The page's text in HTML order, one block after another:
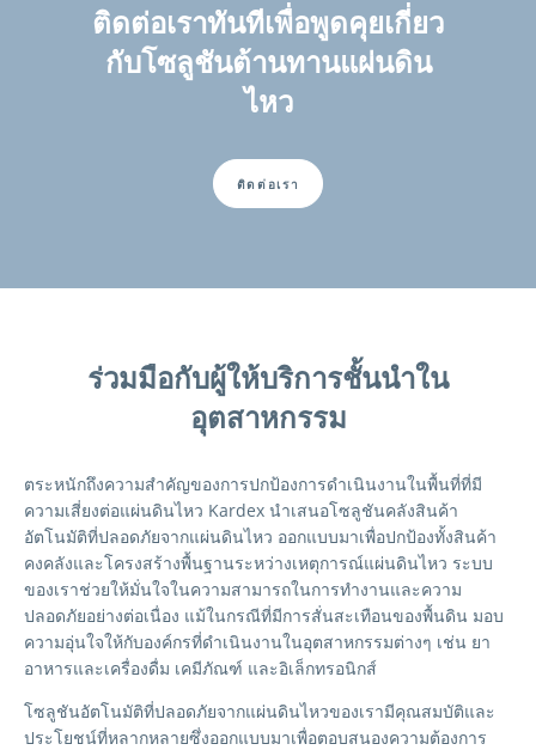
ติดต่อเราทันทีเพื่อพูดคุยเกี่ยว
กับโซลูชันต้านทานแผ่นดิน
ไหว
ติดต่อเรา
ร่วมมือกับผู้ให้บริการชั้นนำใน
อุตสาหกรรม
ตระหนักถึงความสำคัญของการปกป้องการดำเนินงานในพื้นที่ที่มี
ความเสี่ยงต่อแผ่นดินไหว Kardex นำเสนอโซลูชันคลังสินค้า
อัตโนมัติที่ปลอดภัยจากแผ่นดินไหว ออกแบบมาเพื่อปกป้องทั้งสินค้า
คงคลังและโครงสร้างพื้นฐานระหว่างเหตุการณ์แผ่นดินไหว ระบบ
ของเราช่วยให้มั่นใจในความสามารถในการทำงานและความ
ปลอดภัยอย่างต่อเนื่อง แม้ในกรณีที่มีการสั่นสะเทือนของพื้นดิน มอบ
ความอุ่นใจให้กับองค์กรที่ดำเนินงานในอุตสาหกรรมต่างๆ เช่น ยา
อาหารและเครื่องดื่ม เคมีภัณฑ์ และอิเล็กทรอนิกส์
โซลูชันอัตโนมัติที่ปลอดภัยจากแผ่นดินไหวของเรามีคุณสมบัติและ
ประโยชน์ที่หลากหลายซึ่งออกแบบมาเพื่อตอบสนองความต้องการ